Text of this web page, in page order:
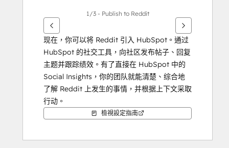
1/3 - Publish to Reddit
现在，你可以将 Reddit 引入 HubSpot。通过
HubSpot 的社交工具，向社区发布帖子、回复
主题并跟踪绩效。有了直接在 HubSpot 中的
Social Insights，你的团队就能清楚、综合地
了解 Reddit 上发生的事情，并根据上下文采取
行动。
檢視設定指南